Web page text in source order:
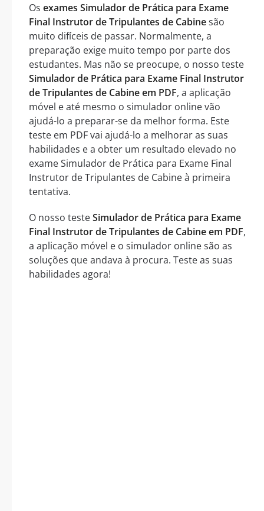
Os exames Simulador de Prática para Exame
Final Instrutor de Tripulantes de Cabinesão
muito difíceis de passar. Normalmente, a
preparação exige muito tempo por parte dos
estudantes. Mas não se preocupe, o nosso teste
Simulador de Prática para Exame Final Instrutor
de Tripulantes de Cabine em PDF, a aplicação
móvel e até mesmo o simulador online vão
ajudá-lo a preparar-se da melhor forma. Este
teste em PDF vai ajudá-lo a melhorar as suas
habilidades e a obter um resultado elevado no
exame Simulador de Prática para Exame Final
Instrutor de Tripulantes de Cabine à primeira
tentativa.
O nosso testeSimulador de Prática para Exame
Final Instrutor de Tripulantes de Cabine em PDF,
a aplicação móvel e o simulador online são as
soluções que andava à procura. Teste as suas
habilidades agora!